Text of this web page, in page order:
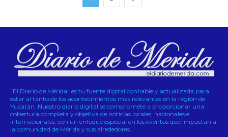
"El Diario de Mérida" es tu fuente digital confiable y actualizada para
estar al tanto de los acontecimientos más relevantes en la región de
Yucatán. Nuestro diario digital se compromete a proporcionar una
cobertura completa y objetiva de noticias locales, nacionales e
internacionales, con un enfoque especial en los eventos que impactan a
la comunidad de Mérida y sus alrededores.